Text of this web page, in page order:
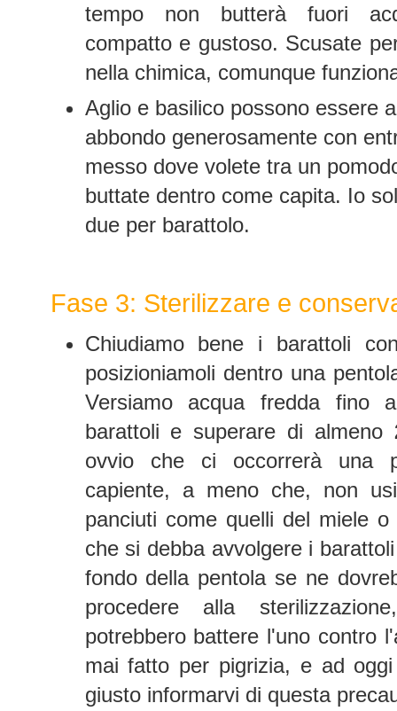
tempo non butterà fuori
compatto e gustoso. Scusate
nella chimica, comunque
Aglio e basilico possono essere
abbondo generosamente con
messo dove volete tra un
buttate dentro come capita. Io
due per barattolo.
Fase 3: Sterilizzare e
Chiudiamo bene i barattoli
posizioniamoli dentro una
Versiamo acqua fredda fino
barattoli e superare di almeno
ovvio che ci occorrerà una
capiente, a meno che, non
panciuti come quelli del miele
che si debba avvolgere i
fondo della pentola se ne
procedere alla
potrebbero battere l'uno contro
mai fatto per pigrizia, e ad
giusto informarvi di questa